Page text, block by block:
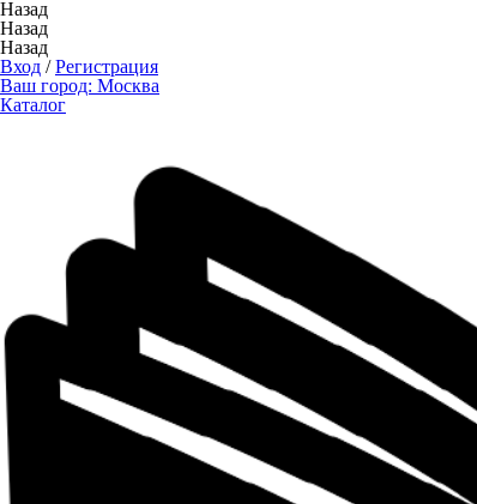
Назад
Назад
Назад
Вход /Регистрация
Ваш город: Москва
Каталог